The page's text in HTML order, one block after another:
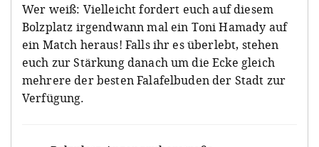
Wer weiß: Vielleicht fordert euch auf diesem
Bolzplatz irgendwann mal ein Toni Hamady auf
ein Match heraus! Falls ihr es überlebt, stehen
euch zur Stärkung danach um die Ecke gleich
mehrere der besten Falafelbuden der Stadt zur
Verfügung.